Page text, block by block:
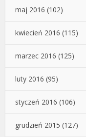
maj 2016 (102)
kwiecień 2016 (115)
marzec 2016 (125)
luty 2016 (95)
styczeń 2016 (106)
grudzień 2015 (127)